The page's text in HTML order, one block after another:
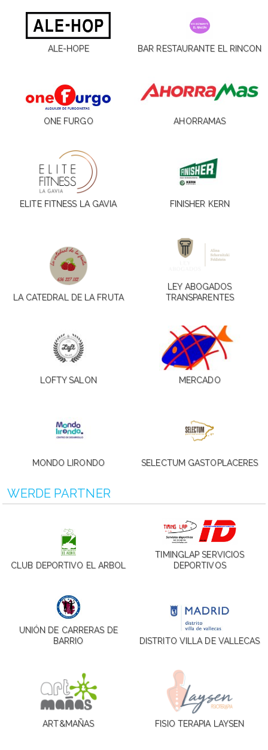
ALE-HOPE BAR RESTAURANTE EL RINCON
ONE FURGO AHORRAMAS
ELITE FITNESS LA GAVIA FINISHER KERN
LA CATEDRAL DE LA FRUTA
LEY ABOGADOS
TRANSPARENTES
LOFTY SALON MERCADO
MONDO LIRONDO SELECTUM GASTOPLACERES
WERDE PARTNER
CLUB DEPORTIVO EL ARBOL
TIMINGLAP SERVICIOS
DEPORTIVOS
UNIÓN DE CARRERAS DE
BARRIO
DISTRITO VILLA DE VALLECAS
ART&MAÑAS FISIO TERAPIA LAYSEN